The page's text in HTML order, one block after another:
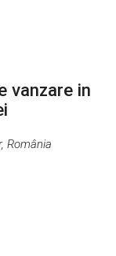
vanzare in
România